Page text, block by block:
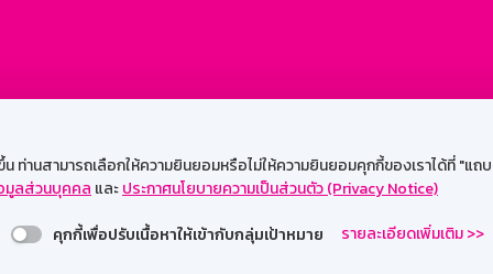
นสามารถเลือกให้ความยินยอมหรือไม่ให้ความยินยอมคุกกี้ของเราได้ที่ "แถ
มูลส่วนบุคคล และประกาศนโยบายความเป็นส่วนตัว (Privacy Notice)
คุกกี้เพื่อปรับเนื้อหาให้เข้ากับกลุ่มเป้าหมาย รายละเอียดเพิ่มเติม >>
รใช้งานได้ดีบนเว็บบราวเซอร์